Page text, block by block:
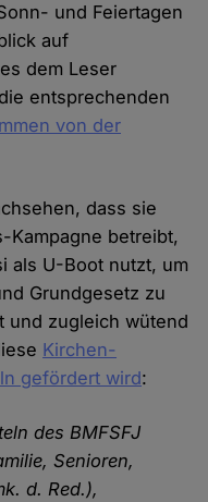
und Feiertagen
auf
dem Leser
entsprechenden
von der
dass sie
Kampagne betreibt,
als U-Boot nutzt, um
Grundgesetz zu
und zugleich wütend
Kirchen-
gefördert wird:
des BMFSFJ
Senioren,
d. Red.),